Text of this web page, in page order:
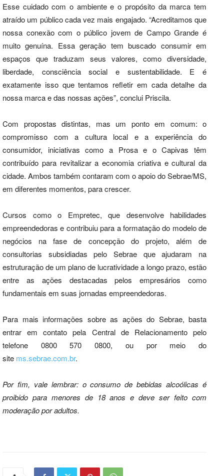
Esse cuidado com o ambiente e o propósito da marca tem
atraído um público cada vez mais engajado. “Acreditamos que
nossa conexão com o público jovem de Campo Grande é
muito genuína. Essa geração tem buscado consumir em
espaços que traduzam seus valores, como diversidade,
liberdade, consciência social e sustentabilidade. E é
exatamente isso que tentamos refletir em cada detalhe da
nossa marca e das nossas ações”, conclui Priscila.
Com propostas distintas, mas um ponto em comum: o
compromisso com a cultura local e a experiência do
consumidor, iniciativas como a Prosa e o Capivas têm
contribuído para revitalizar a economia criativa e cultural da
cidade. Ambos também contaram com o apoio do Sebrae/MS,
em diferentes momentos, para crescer.
Cursos como o Empretec, que desenvolve habilidades
empreendedoras e contribuiu para a formatação do modelo de
negócios na fase de concepção do projeto, além de
consultorias subsidiadas pelo Sebrae que ajudaram na
estruturação de um plano de lucratividade a longo prazo, estão
entre as ações destacadas pelos empresários como
fundamentais em suas jornadas empreendedoras.
Para mais informações sobre as ações do Sebrae, basta
entrar em contato pela Central de Relacionamento pelo
telefone 0800 570 0800, ou por meio do
site ms.sebrae.com.br.
Por fim, vale lembrar: o consumo de bebidas alcoólicas é
proibido para menores de 18 anos e deve ser feito com
moderação por adultos.